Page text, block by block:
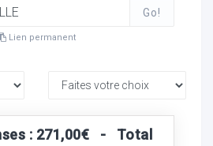
Go!
Lien permanent
: 271,00€ - Total